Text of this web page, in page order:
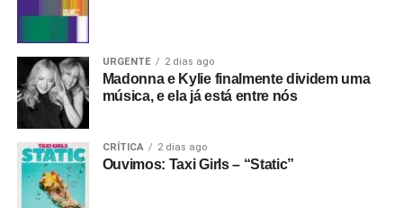
URGENTE 2 dias ago
Madonna e Kylie finalmente dividem uma
música, e ela já está entre nós
CRÍTICA 2 dias ago
Ouvimos: Taxi Girls – “Static”